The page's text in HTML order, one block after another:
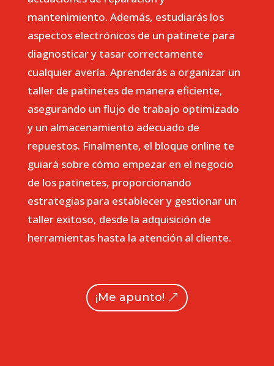
mantenimiento. Además, estudiarás los
aspectos electrónicos de un patinete para
diagnosticar y tasar correctamente
cualquier avería. Aprenderás a organizar un
taller de patinetes de manera eficiente,
asegurando un flujo de trabajo optimizado
y un almacenamiento adecuado de
repuestos. Finalmente, el bloque online te
guiará sobre cómo empezar en el negocio
de los patinetes, proporcionando
estrategias para establecer y gestionar un
taller exitoso, desde la adquisición de
herramientas hasta la atención al cliente.
¡Me apunto!